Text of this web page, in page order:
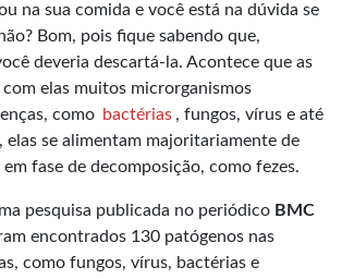
na sua comida e você está na dúvida se
Bom, pois fique sabendo que,
deveria descartá-la. Acontece que as
com elas muitos microrganismos
como bactérias , fungos, vírus e até
elas se alimentam majoritariamente de
fase de decomposição, como fezes.
pesquisa publicada no periódico BMC
encontrados 130 patógenos nas
como fungos, vírus, bactérias e